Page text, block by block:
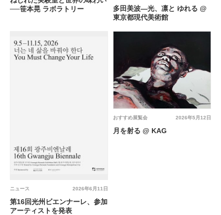
──笹本晃 ラボラトリー
多田美波―光、凛と ゆれる @
東京都現代美術館
2026年6月11日
ニュース
第16回光州ビエンナーレ、参加
アーティストを発表
2026年5月12日
おすすめ展覧会
月を射る @ KAG